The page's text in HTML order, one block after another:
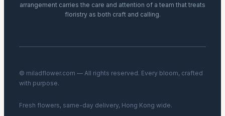
arrangement carries the care and attention of a team that treats
floristry as both craft and calling.
© miladflower.com — All rights reserved. Every bloom, crafted
with purpose.
Fresh flowers, same-day delivery, Hong Kong wide.